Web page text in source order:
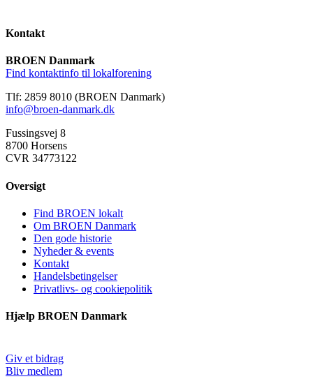
Kontakt
BROEN Danmark
Find kontaktinfo til lokalforening
Tlf: 2859 8010 (BROEN Danmark)
info@broen-danmark.dk
Fussingsvej 8
8700 Horsens
CVR 34773122
Oversigt
Find BROEN lokalt
Om BROEN Danmark
Den gode historie
Nyheder & events
Kontakt
Handelsbetingelser
Privatlivs- og cookiepolitik
Hjælp BROEN Danmark
Giv et bidrag
Bliv medlem